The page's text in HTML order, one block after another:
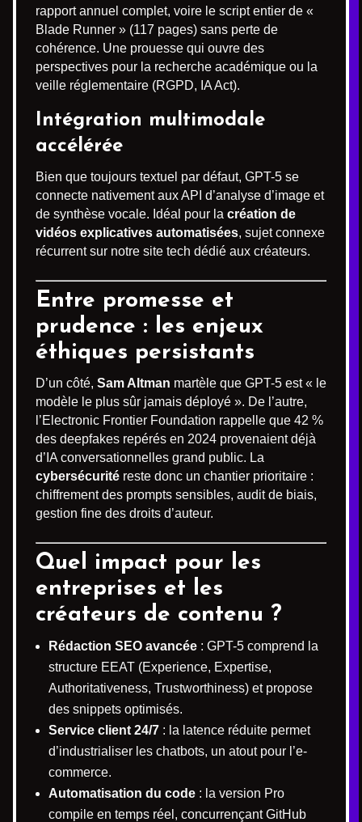
rapport annuel complet, voire le script entier de «
Blade Runner » (117 pages) sans perte de
cohérence. Une prouesse qui ouvre des
perspectives pour la recherche académique ou la
veille réglementaire (RGPD, IA Act).
Intégration multimodale
accélérée
Bien que toujours textuel par défaut, GPT-5 se
connecte nativement aux API d’analyse d’image et
de synthèse vocale. Idéal pour la création de
vidéos explicatives automatisées, sujet connexe
récurrent sur notre site tech dédié aux créateurs.
Entre promesse et
prudence : les enjeux
éthiques persistants
D’un côté, Sam Altman martèle que GPT-5 est « le
modèle le plus sûr jamais déployé ». De l’autre,
l’Electronic Frontier Foundation rappelle que 42 %
des deepfakes repérés en 2024 provenaient déjà
d’IA conversationnelles grand public. La
cybersécurité reste donc un chantier prioritaire :
chiffrement des prompts sensibles, audit de biais,
gestion fine des droits d’auteur.
Quel impact pour les
entreprises et les
créateurs de contenu ?
Rédaction SEO avancée : GPT-5 comprend la
structure EEAT (Experience, Expertise,
Authoritativeness, Trustworthiness) et propose
des snippets optimisés.
Service client 24/7 : la latence réduite permet
d’industrialiser les chatbots, un atout pour l’e-
commerce.
Automatisation du code : la version Pro
compile en temps réel, concurrençant GitHub